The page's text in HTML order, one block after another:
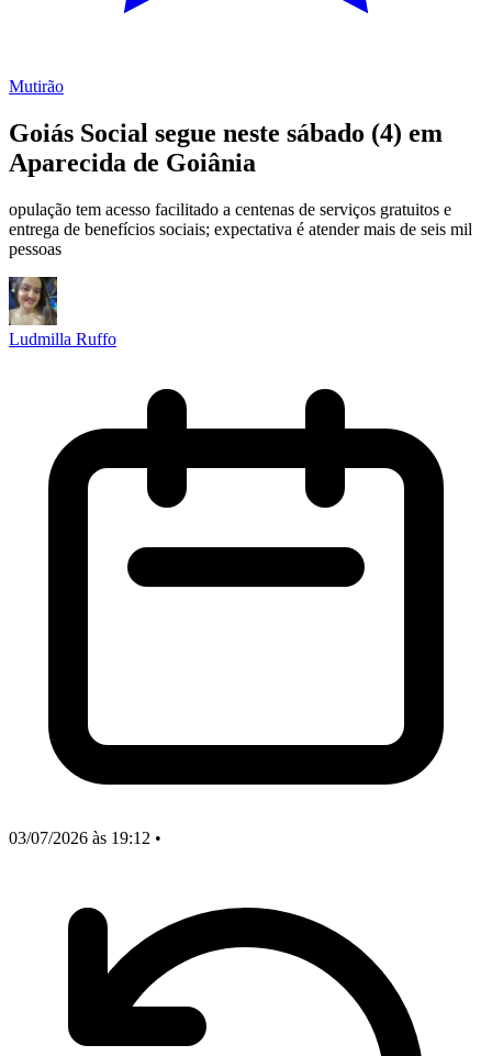
Mutirão
Goiás Social segue neste sábado (4) em
Aparecida de Goiânia
opulação tem acesso facilitado a centenas de serviços gratuitos e
entrega de benefícios sociais; expectativa é atender mais de seis mil
pessoas
Ludmilla Ruffo
03/07/2026 às 19:12 •